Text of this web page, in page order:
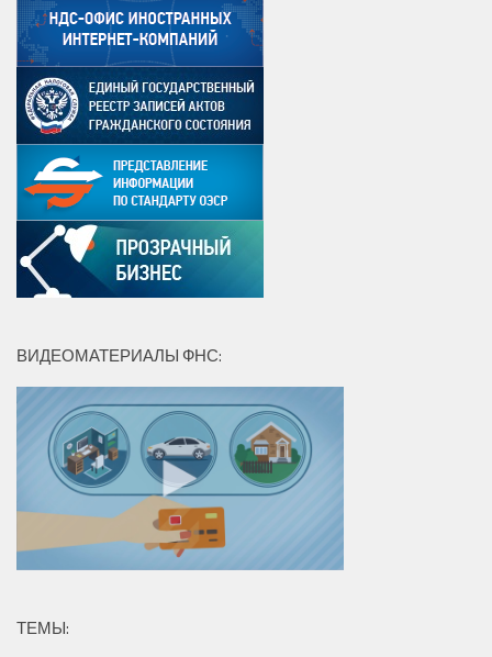
ВИДЕОМАТЕРИАЛЫ ФНС:
ТЕМЫ: